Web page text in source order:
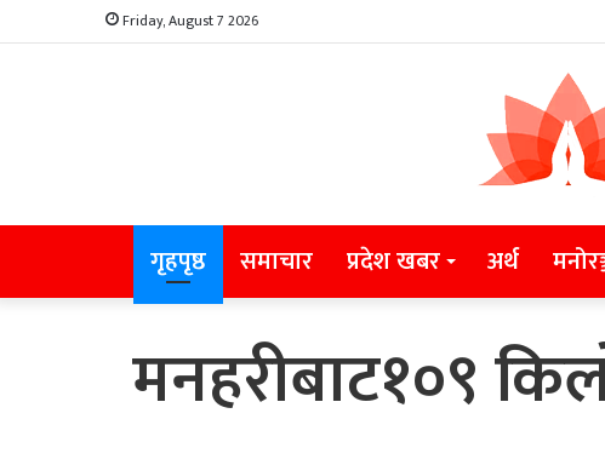
Friday, August 7 2026
गृहपृष्ठ समाचार प्रदेश खबर अर्थ
मनहरीबाट१०९